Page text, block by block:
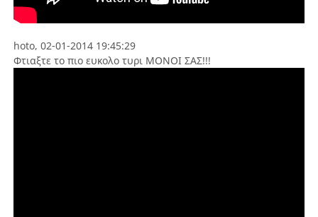
hoto, 02-01-2014 19:45:29
Φτιαξτε το πιο ευκολο τυρι ΜΟΝΟΙ ΣΑΣ!!!